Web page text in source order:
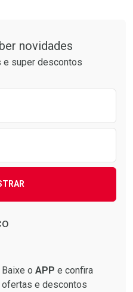
novidades
e super descontos
Baixe o APP e confira
ofertas e descontos